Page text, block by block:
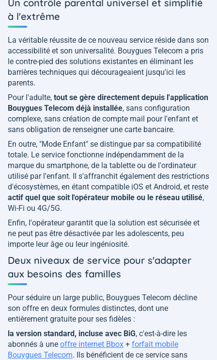
Un contrôle parental universel et simplifié
à l'extrême
La véritable réussite de ce nouveau service réside dans son
accessibilité et son universalité. Bouygues Telecom a pris
le contre-pied des solutions existantes en éliminant les
barrières techniques qui décourageaient jusqu'ici les
parents.
Pour l'adulte, tout se gère directement depuis l'application
Bouygues Telecom déjà installée, sans configuration
complexe, sans création de compte mail pour l'enfant et
sans obligation de renseigner une carte bancaire.
En outre, "Mode Enfant" se distingue par sa compatibilité
totale. Le service fonctionne indépendamment de la
marque du smartphone, de la tablette ou de l'ordinateur
utilisé par l'enfant. Il s'affranchit également des restrictions
d'écosystèmes, en étant compatible iOS et Android, et reste
actif quel que soit l'opérateur mobile ou le réseau utilisé,
Wi-Fi ou 4G/5G.
Enfin, l'opérateur garantit que la solution est sécurisée et
ne peut pas être désactivée par les adolescents, peu
importe leur âge ou leur ingéniosité.
Deux niveaux de service pour s'adapter
aux besoins des familles
Pour séduire un large public, Bouygues Telecom décline
son offre en deux formules distinctes, dont une
entièrement gratuite pour ses fidèles :
la version standard, incluse avec BiG, c'est-à-dire les
abonnés à une offre internet Bbox + forfait mobile
Bouygues Telecom. Ils bénéficient de ce service sans